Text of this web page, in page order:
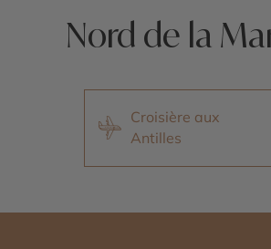
Nord de la
Croisière aux
Antilles